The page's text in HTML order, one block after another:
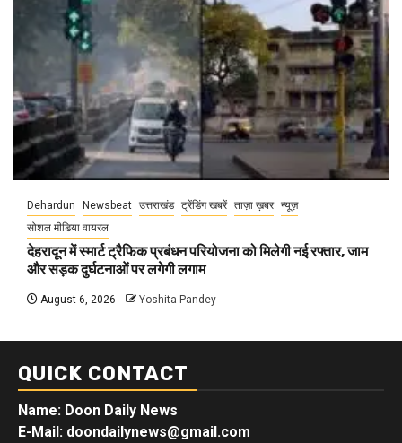
Dehardun Newsbeat उत्तराखंड ट्रेंडिंग खबरें ताज़ा ख़बर न्यूज़
सोशल मीडिया वायरल
देहरादून में स्मार्ट ट्रैफिक प्रबंधन परियोजना को मिलेगी नई रफ्तार, जाम
और सड़क दुर्घटनाओं पर लगेगी लगाम
August 6, 2026 Yoshita Pandey
QUICK CONTACT
Name: Doon Daily News
E-Mail: doondailynews@gmail.com